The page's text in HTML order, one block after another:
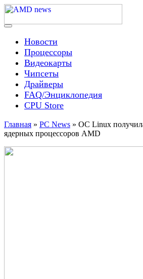
Skip
content
AMD news
Menu
Новости
Процессоры
Видеокарты
Чипсеты
Драйверы
FAQ/Энциклопедия
CPU Store
Главная » PC News » ОС Linux
ядерных процессоров AMD